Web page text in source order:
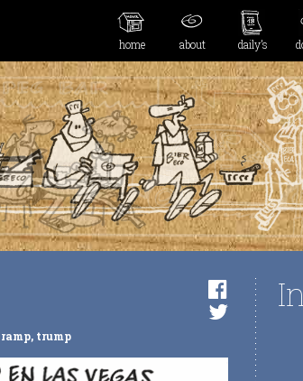
home about daily’s
ramp, trump